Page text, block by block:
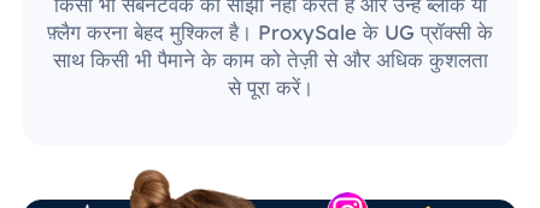
फ़्लैग करना बेहद मुश्किल है। ProxySale के UG प्रॉक्सी के
साथ किसी भी पैमाने के काम को तेज़ी से और अधिक कुशलता
से पूरा करें।